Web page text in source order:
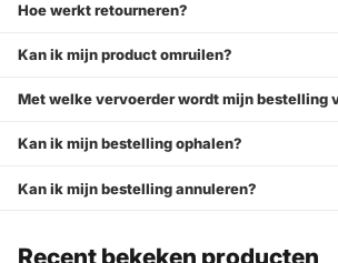
Hoe werkt retourneren?
Kan ik mijn product omruilen?
Met welke vervoerder wordt mijn bestelling
Kan ik mijn bestelling ophalen?
Kan ik mijn bestelling annuleren?
Recent bekeken producten